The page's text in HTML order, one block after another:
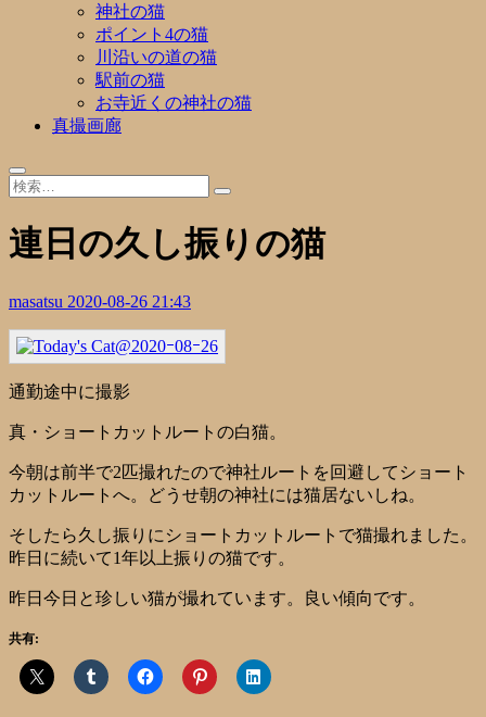
神社の猫
ポイント4の猫
川沿いの道の猫
駅前の猫
お寺近くの神社の猫
真撮画廊
連日の久し振りの猫
masatsu 2020-08-26 21:43
通勤途中に撮影
真・ショートカットルートの白猫。
今朝は前半で2匹撮れたので神社ルートを回避してショート
カットルートへ。どうせ朝の神社には猫居ないしね。
そしたら久し振りにショートカットルートで猫撮れました。
昨日に続いて1年以上振りの猫です。
昨日今日と珍しい猫が撮れています。良い傾向です。
共有: